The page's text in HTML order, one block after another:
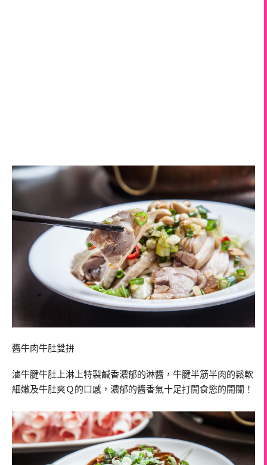
醬牛肉牛肚雙拼
滷牛腱牛肚上淋上特製鹹香濃郁的淋醬，牛腱半筋半肉的鬆軟
細嫩及牛肚爽Ｑ的口感，濃郁的醬香氣十足打開食慾的開關！